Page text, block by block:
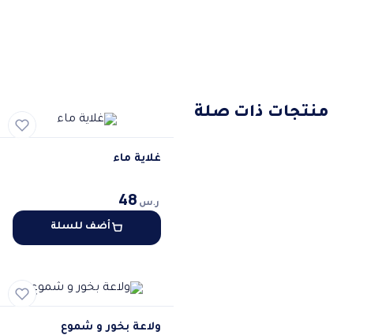
منتجات ذات صلة
غلاية ماء
ر.س 48
أضف للسلة
ولاعة بخور و شموع